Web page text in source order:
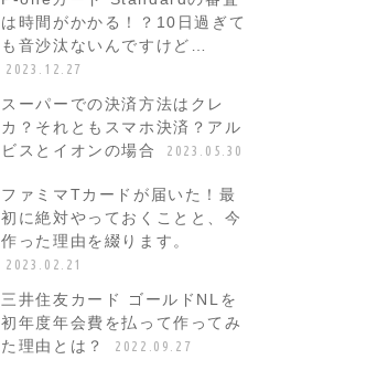
は時間がかかる！？10日過ぎて
も音沙汰ないんですけど…
2023.12.27
スーパーでの決済方法はクレ
カ？それともスマホ決済？アル
ビスとイオンの場合
2023.05.30
ファミマTカードが届いた！最
初に絶対やっておくことと、今
作った理由を綴ります。
2023.02.21
三井住友カード ゴールドNLを
初年度年会費を払って作ってみ
た理由とは？
2022.09.27